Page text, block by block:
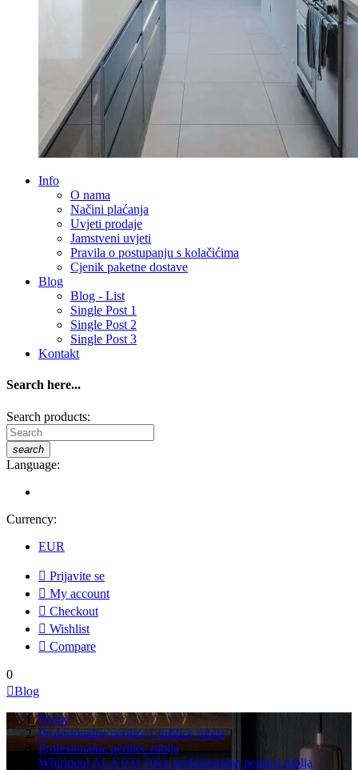
Info
O nama
Načini plaćanja
Uvjeti prodaje
Jamstveni uvjeti
Pravila o postupanju s kolačićima
Cjenik paketne dostave
Blog
Blog - List
Single Post 1
Single Post 2
Single Post 3
Kontakt
Search here...
Search products:
search
Language:
Currency:
EUR
 Prijavite se
 My account
 Checkout
 Wishlist
 Compare
0
Blog
Home
Profesionalne perilice i sušilice rublja
Profesionalne perilice rublja
Whirlpool ALA 033 70kg profesionalna perilica rublja